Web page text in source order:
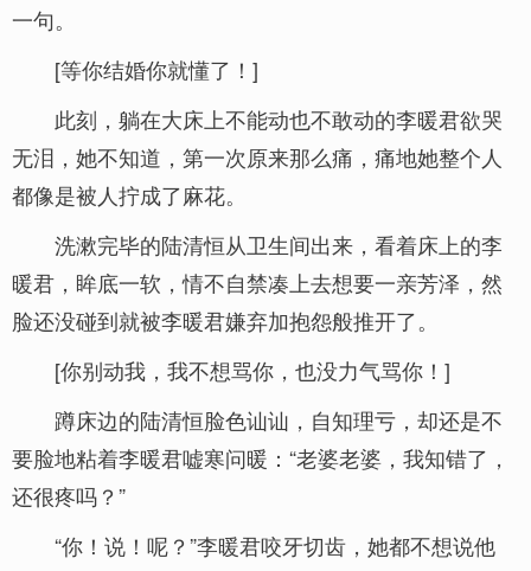
一句。
[等你结婚你就懂了！]
此刻，躺在大床上不能动也不敢动的李暖君欲哭
无泪，她不知道，第一次原来那么痛，痛地她整个人
都像是被人拧成了麻花。
洗漱完毕的陆清恒从卫生间出来，看着床上的李
暖君，眸底一软，情不自禁凑上去想要一亲芳泽，然
脸还没碰到就被李暖君嫌弃加抱怨般推开了。
[你别动我，我不想骂你，也没力气骂你！]
蹲床边的陆清恒脸色讪讪，自知理亏，却还是不
要脸地粘着李暖君嘘寒问暖：“老婆老婆，我知错了，
还很疼吗？”
“你！说！呢？”李暖君咬牙切齿，她都不想说他